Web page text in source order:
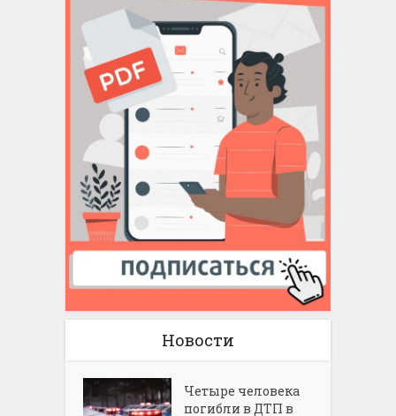
Новости
Четыре человека
погибли в ДТП в